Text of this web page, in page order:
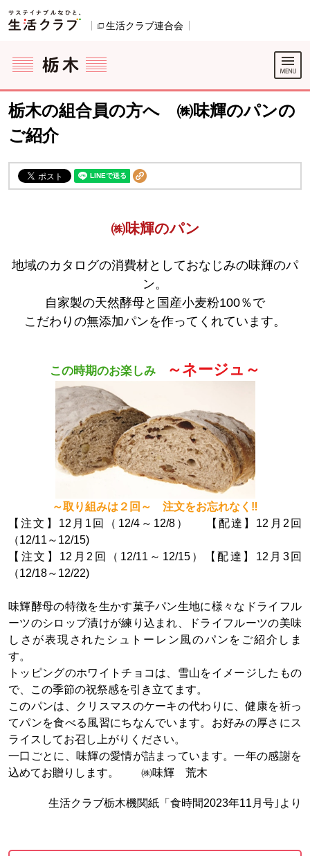
ページの先頭です。
生活クラブ連合会
ここからサイト内共通メニューです。
サイト内共通メニューをスキップする
サイト内共通メニューここまで。
栃木の組合員の方へ ㈱味輝のパンの
ご紹介
㈱味輝のパン
地域のカタログの消費材としておなじみの味輝のパ
ン。
自家製の天然酵母と国産小麦粉100％で
こだわりの無添加パンを作ってくれています。
この時期のお楽しみ ～ネージュ～
～取り組みは２回～ 注文をお忘れなく‼
【注文】12月1回（12/4～12/8） 【配達】12月2回
（12/11～12/15)
【注文】12月2回（12/11～12/15）【配達】12月3回
（12/18～12/22)
味輝酵母の特徴を生かす菓子パン生地に様々なドライフル
ーツのシロップ漬けが練り込まれ、ドライフルーツの美味
しさが表現されたシュトーレン風のパンをご紹介しま
す。
トッピングのホワイトチョコは、雪山をイメージしたもの
で、この季節の祝祭感を引き立てます。
このパンは、クリスマスのケーキの代わりに、健康を祈っ
てパンを食べる風習にちなんでいます。お好みの厚さにス
ライスしてお召し上がりください。
一口ごとに、味輝の愛情が詰まっています。一年の感謝を
込めてお贈りします。 ㈱味輝 荒木
生活クラブ栃木機関紙「食時間2023年11月号｣より